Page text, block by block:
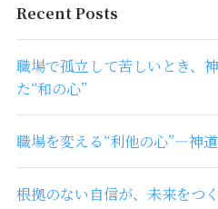
Recent Posts
職場で孤立して苦しいとき、
た“和の心”
職場を変える“利他の心”―神
根拠のない自信が、未来をつ